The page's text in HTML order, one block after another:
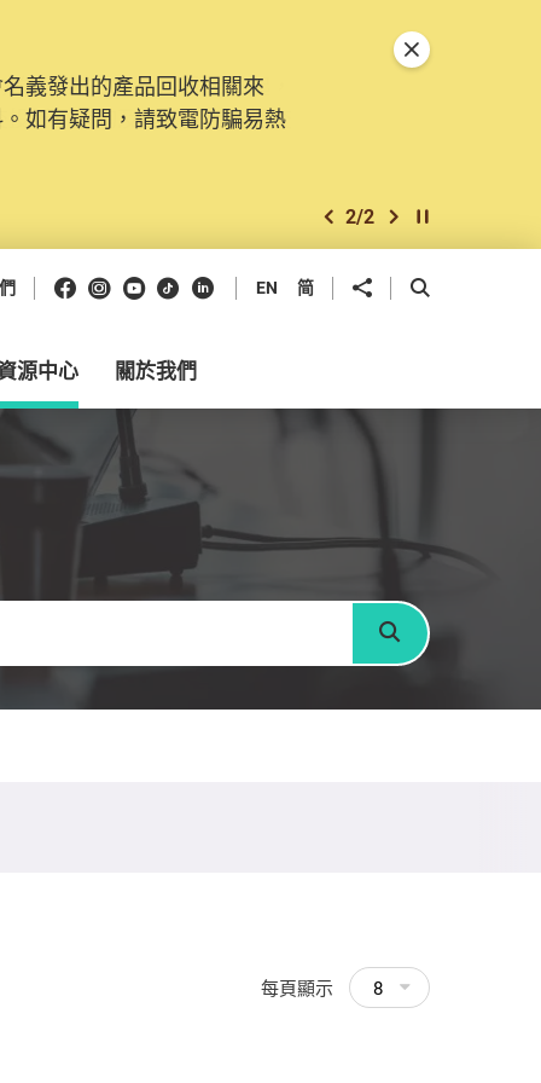
義發出的產品回收相關來
如有疑問，請致電防騙易熱
。由2025年11月10日起，
訴、查詢及建議。所有提交
上一個
2/2 下一個開始/暫停幻燈
關閉特別通告
Facebook
Instagram
Youtube
抖音領英 EN 简 分享到 開啟搜尋框
源中心 關於我們
搜尋
每頁顯示 8